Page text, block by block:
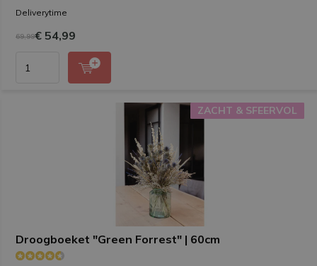
Deliverytime
69,99€ 54,99
Droogboeket "Green Forrest" | 60cm
ZACHT & SFEERVOL
ZACHT & SFEERVOL